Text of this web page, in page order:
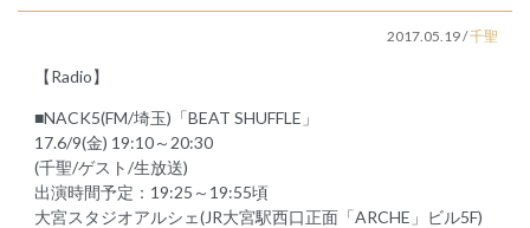
2017.05.19/千聖
【Radio】
■NACK5(FM/埼玉)「BEAT SHUFFLE」
17.6/9(金) 19:10～20:30
(千聖/ゲスト/生放送)
出演時間予定：19:25～19:55頃
大宮スタジオアルシェ(JR大宮駅西口正面「ARCHE」ビル5F)